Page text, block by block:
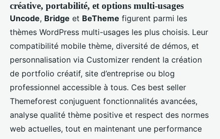
créative, portabilité, et options multi-usages
Uncode, Bridge et BeTheme figurent parmi les
thèmes WordPress multi-usages les plus choisis. Leur
compatibilité mobile thème, diversité de démos, et
personnalisation via Customizer rendent la création
de portfolio créatif, site d’entreprise ou blog
professionnel accessible à tous. Ces best seller
Themeforest conjuguent fonctionnalités avancées,
analyse qualité thème positive et respect des normes
web actuelles, tout en maintenant une performance